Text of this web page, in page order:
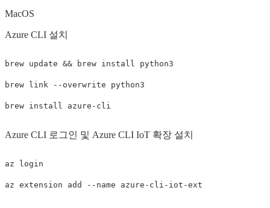
MacOS
Azure CLI 설치
brew update && brew install python3
brew link --overwrite python3
brew install
Azure CLI 로그인 및 Azure CLI IoT 확장 설치
az login
az extension add --name